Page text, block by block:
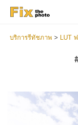
บริการรีทัชภาพ > LUT